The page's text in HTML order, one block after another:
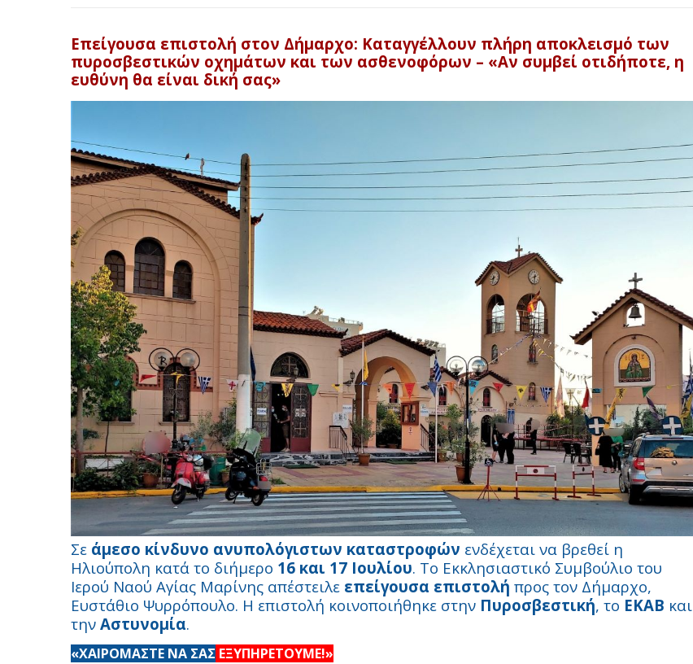
Επείγουσα επιστολή στον Δήμαρχο: Καταγγέλλουν πλήρη αποκλεισμό των
πυροσβεστικών οχημάτων και των ασθενοφόρων – «Αν συμβεί οτιδήποτε, η
ευθύνη θα είναι δική σας»
Σε άμεσο κίνδυνο ανυπολόγιστων καταστροφών ενδέχεται να βρεθεί η
Ηλιούπολη κατά το διήμερο 16 και 17 Ιουλίου. Το Εκκλησιαστικό Συμβούλιο του
Ιερού Ναού Αγίας Μαρίνης απέστειλε επείγουσα επιστολή προς τον Δήμαρχο,
Ευστάθιο Ψυρρόπουλο. Η επιστολή κοινοποιήθηκε στην Πυροσβεστική, το ΕΚΑΒ και
την Αστυνομία.
«ΧΑΙΡΟΜΑΣΤΕ ΝΑ ΣΑΣ ΕΞΥΠΗΡΕΤΟΥΜΕ!»